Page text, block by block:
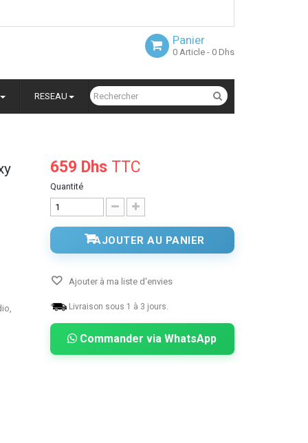
Panier
0 Article - 0 Dhs
RESEAU
659 Dhs TTC
Quantité
AJOUTER AU PANIER
Ajouter à ma liste d'envies
Livraison sous 1 à 3 jours.
Commander via WhatsApp